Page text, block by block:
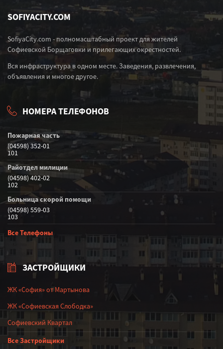
SOFIYACITY.COM
SofiyaCity.com - полномасштабный проект для жителей
Софиевской Борщаговки и прилегающих окрестностей.
Вся инфраструктура в одном месте. Заведения, развлечения,
объявления и многое другое.
НОМЕРА ТЕЛЕФОНОВ
Пожарная часть
(04598) 352-01
101
Райотдел милиции
(04598) 402-02
102
Больница скорой помощи
(04598) 559-03
103
Все Телефоны
ЗАСТРОЙЩИКИ
ЖК «София» от Мартынова
ЖК «Софиевская Слободка»
Софиевский Квартал
Все Застройщики